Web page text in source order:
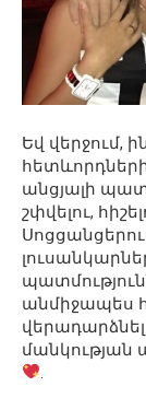
Եվ վերջում,
անցյալի
շփվելու,
անմիջապես
մանկության